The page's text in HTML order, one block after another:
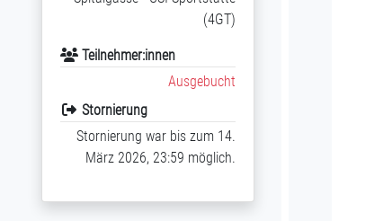
(4GT)
Teilnehmer:innen
Ausgebucht
Stornierung
Stornierung war bis zum 14.
März 2026, 23:59 möglich.